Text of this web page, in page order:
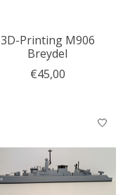
3D-Printing M906
Breydel
€45,00